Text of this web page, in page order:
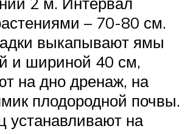
– 70-80 см.
выкапывают ямы
и шириной 40 см,
на дно дренаж, на
плодородной почвы.
устанавливают на